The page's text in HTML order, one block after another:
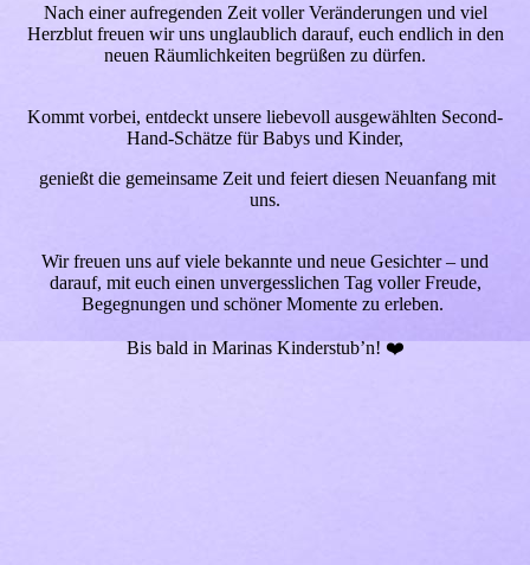
Nach einer aufregenden Zeit voller Veränderungen und viel
Herzblut freuen wir uns unglaublich darauf, euch endlich in den
neuen Räumlichkeiten begrüßen zu dürfen.
Kommt vorbei, entdeckt unsere liebevoll ausgewählten Second-
Hand-Schätze für Babys und Kinder,
genießt die gemeinsame Zeit und feiert diesen Neuanfang mit
uns.
Wir freuen uns auf viele bekannte und neue Gesichter – und
darauf, mit euch einen unvergesslichen Tag voller Freude,
Begegnungen und schöner Momente zu erleben.
Bis bald in Marinas Kinderstub’n! ❤️